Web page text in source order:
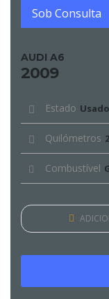
Sob Consulta
AUDI A6
2009
Estado Usado
Quilómetros
Combustível